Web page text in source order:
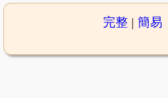
完整| 簡易